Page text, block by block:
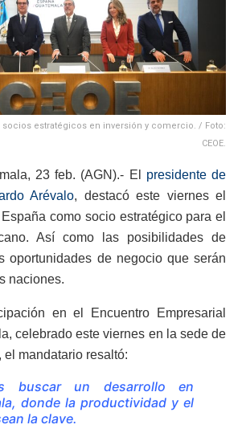
socios estratégicos en inversión y comercio. / Foto:
CEOE.
23 feb. (AGN).- El presidente de
Arévalo, destacó este viernes el
como socio estratégico para el
Así como las posibilidades de
oportunidades de negocio que serán
naciones.
en el Encuentro Empresarial
celebrado este viernes en la sede de
el mandatario resaltó:
buscar un desarrollo en
donde la productividad y el
la clave.